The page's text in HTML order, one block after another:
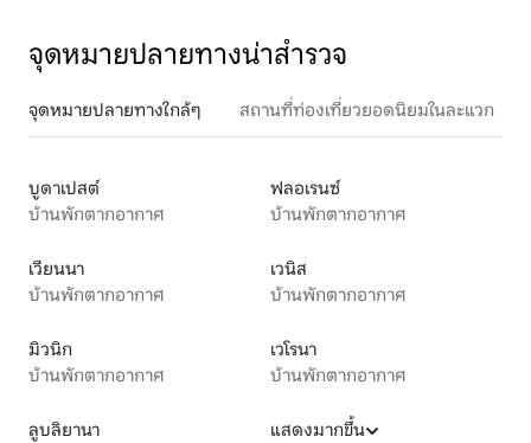
จุดหมายปลายทางน่าสำรวจ
จุดหมายปลายทางใกล้ๆ สถานที่ท่องเที่ยวยอดนิยมในละแวก
บูดาเปสต์
บ้านพักตากอากาศ
ฟลอเรนซ์
บ้านพักตากอากาศ
เวียนนา
บ้านพักตากอากาศ
เวนิส
บ้านพักตากอากาศ
มิวนิก
บ้านพักตากอากาศ
เวโรนา
บ้านพักตากอากาศ
ลูบลิยานา
แสดงมากขึ้น